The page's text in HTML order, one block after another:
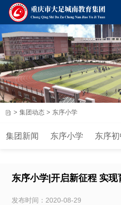
集团新闻 东序小学 东序初
> 集团动态> 东序小学
东序小学|开启新征程 实现
发布时间：2020-08-29